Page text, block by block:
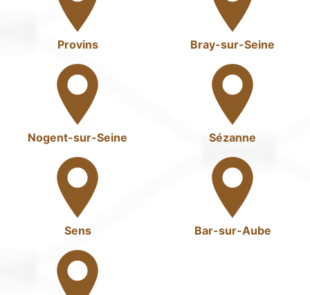
Provins Bray-sur-Seine
Nogent-sur-Seine Sézanne
Sens Bar-sur-Aube